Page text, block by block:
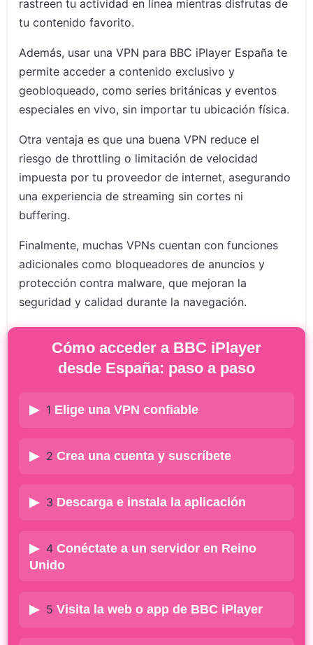
rastreen tu actividad en línea mientras disfrutas de
tu contenido favorito.
Además, usar una VPN para BBC iPlayer España te
permite acceder a contenido exclusivo y
geobloqueado, como series británicas y eventos
especiales en vivo, sin importar tu ubicación física.
Otra ventaja es que una buena VPN reduce el
riesgo de throttling o limitación de velocidad
impuesta por tu proveedor de internet, asegurando
una experiencia de streaming sin cortes ni
buffering.
Finalmente, muchas VPNs cuentan con funciones
adicionales como bloqueadores de anuncios y
protección contra malware, que mejoran la
seguridad y calidad durante la navegación.
Cómo acceder a BBC iPlayer
desde España: paso a paso
1 Elige una VPN confiable
2 Crea una cuenta y suscríbete
3 Descarga e instala la aplicación
4 Conéctate a un servidor en Reino
Unido
5 Visita la web o app de BBC iPlayer